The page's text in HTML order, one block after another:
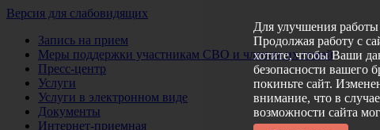
Версия для слабовидящих
Запись на прием
Меры поддержки участникам СВО и членам их семей
Пресс-центр
Услуги
Услуги в электронном виде
Документы
Интернет-приемная
Для улучшения
Продолжая работу с
хотите, чтобы Ваши
безопасности вашего
покиньте сайт.
внимание, что в
возможности сайта